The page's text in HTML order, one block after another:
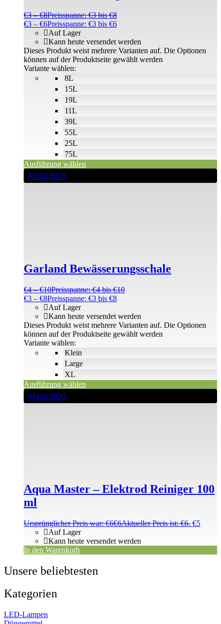
€3 –€8Preisspanne: €3 bis €8
€3 – €6Preisspanne: €3 bis €6
8L
15L
19L
11L
39L
55L
25L
75L
Auf Lager
Kann heute versendet werden
Variante wählen:
Ausführung wählen
Dieses Produkt weist mehrere Varianten auf. Die Optionen
können auf der Produktseite gewählt werden
ANGEBOT
Garland Bewässerungsschale
€4 –€10Preisspanne: €4 bis €10
€3 – €8Preisspanne: €3 bis €8
Klein
Large
XL
Auf Lager
Kann heute versendet werden
Variante wählen:
Ausführung wählen
Dieses Produkt weist mehrere Varianten auf. Die Optionen
können auf der Produktseite gewählt werden
ANGEBOT
Aqua Master – Elektrod Reiniger 100
ml
Ursprünglicher Preis war: €6€6Aktueller Preis ist: €6. €5
Auf Lager
Kann heute versendet werden
In den Warenkorb
Unsere beliebtesten
Kategorien
LED-Lampen